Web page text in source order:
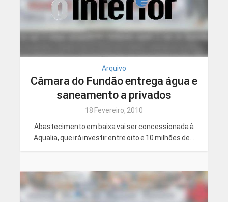
Arquivo
Câmara do Fundão entrega água e
saneamento a privados
18 Fevereiro, 2010
Abastecimento em baixa vai ser concessionada à
Aqualia, que irá investir entre oito e 10 milhões de...